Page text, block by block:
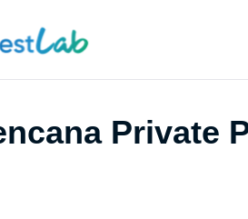
Private